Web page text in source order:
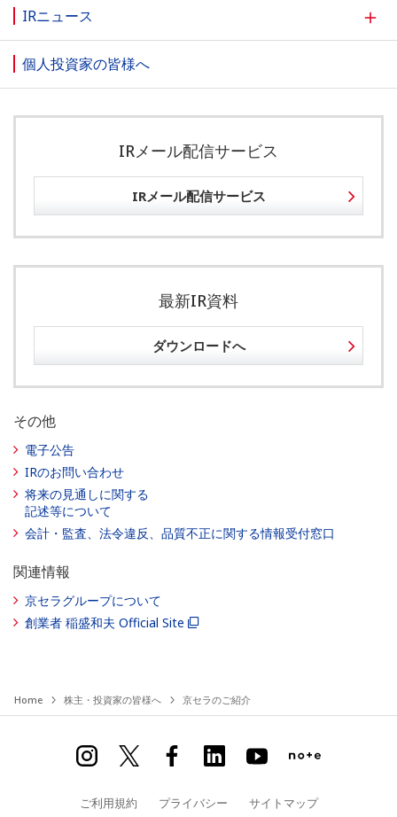
IRニュース ＋
個人投資家の皆様へ
IRメール配信サービス
IRメール配信サービス
最新IR資料
ダウンロードへ
その他
電子公告
IRのお問い合わせ
将来の見通しに関する
記述等について
会計・監査、法令違反、品質不正に関する情報受付窓口
関連情報
京セラグループについて
創業者 稲盛和夫 Official Site
Home 株主・投資家の皆様へ 京セラのご紹介
ご利用規約 プライバシー サイトマップ